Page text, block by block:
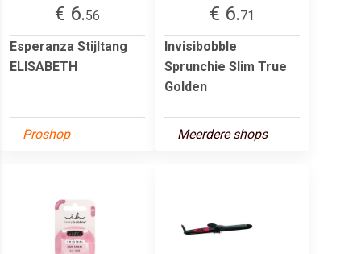
€ 6.56
Esperanza Stijltang
ELISABETH
Proshop
€ 6.71
Invisibobble
Sprunchie Slim True
Golden
Meerdere shops